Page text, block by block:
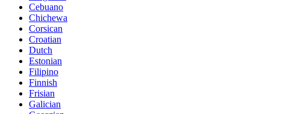
Cebuano
Chichewa
Corsican
Croatian
Dutch
Estonian
Filipino
Finnish
Frisian
Galician